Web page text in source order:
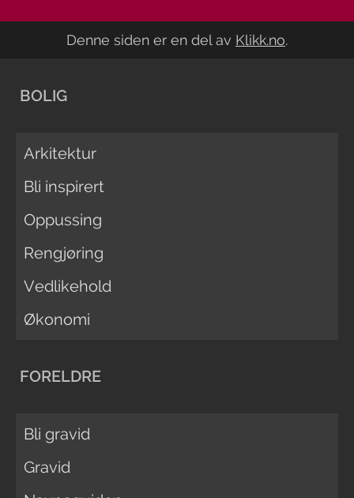
Denne siden er en del av Klikk.no.
BOLIG
Arkitektur
Bli inspirert
Oppussing
Rengjøring
Vedlikehold
Økonomi
FORELDRE
Bli gravid
Gravid